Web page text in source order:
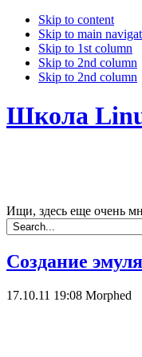
Skip to content
Skip to main
Skip to 1st column
Skip to 2nd column
Skip to 2nd column
Школа
Ищи, здесь еще очень
Cоздание
17.10.11 19:08 Morphed